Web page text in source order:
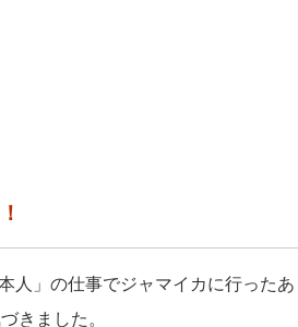
人」の仕事でジャマイカに行ったあ
きました。